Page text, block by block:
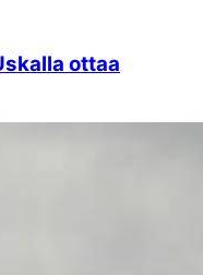
ottaa